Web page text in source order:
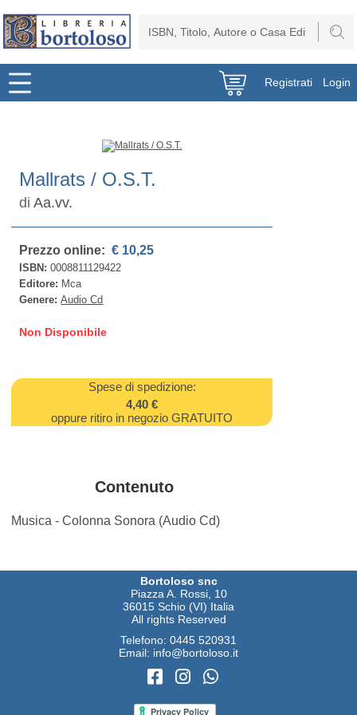
Registrati Login
Mallrats / O.S.T.
diAa.vv.
Prezzo online: € 10,25
ISBN:0008811129422
Editore: Mca
Genere:Audio Cd
Non Disponibile
Spese di spedizione:
4,40 €
oppure ritiro in negozio GRATUITO
Contenuto
Musica - Colonna Sonora (Audio Cd)
Bortoloso snc
Piazza A. Rossi, 10
36015 Schio (VI) Italia
All rights Reserved
Telefono: 0445 520931
Email: info@bortoloso.it